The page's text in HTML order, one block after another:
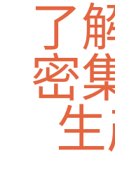
了
密